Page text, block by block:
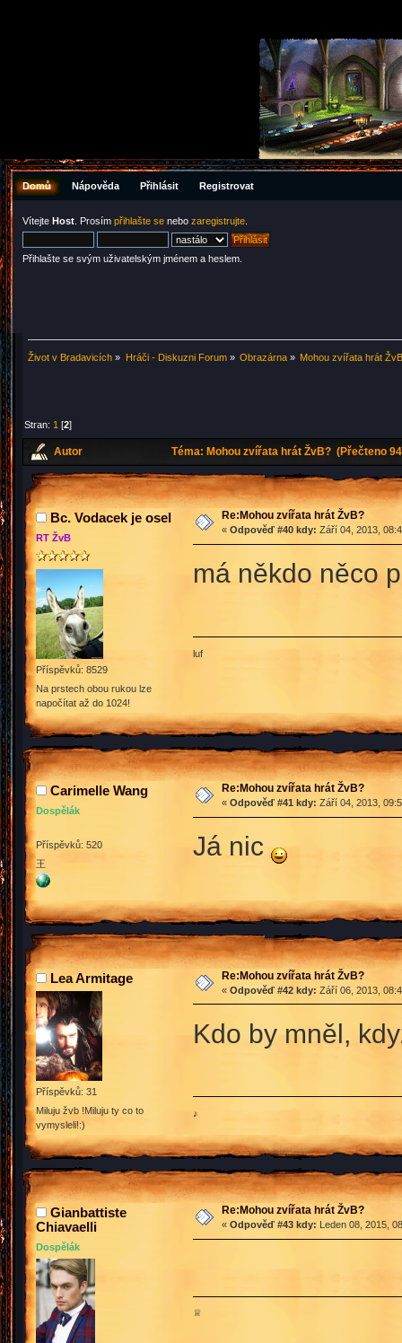
Domů Nápověda Přihlásit Registrovat
Vítejte Host . Prosím přihlašte se nebo zaregistrujte
Přihlašte se svým uživatelským jménem a heslem.
Život v Bradavicích » Hráči - Diskuzni Forum» Obrazárna» Mohou zvířata hrát
Stran: 1 [2]
Autor Téma: Mohou zvířata hrát ŽvB? (Přečteno
Bc. Vodacek je osel
RT ŽvB
Příspěvků: 8529
Na prstech obou rukou lze
napočítat až do 1024!
Re:Mohou zvířata hrát ŽvB?
« Odpověď #40 kdy: Září 04, 2013,
má někdo něco
luf
Carimelle Wang
Dospělák
Příspěvků: 520
王
Re:Mohou zvířata hrát ŽvB?
« Odpověď #41 kdy: Září 04, 2013,
Já nic
Lea Armitage
Příspěvků: 31
Miluju žvb !Miluju ty co to
vymysleli!:)
Re:Mohou zvířata hrát ŽvB?
« Odpověď #42 kdy: Září 06, 2013,
Kdo by mněl,
♪
Gianbattiste
Chiavaelli
Dospělák
Re:Mohou zvířata hrát ŽvB?
« Odpověď #43 kdy: Leden 08, 2015,
♕